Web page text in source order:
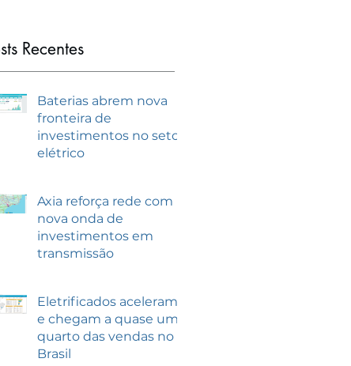
Recentes
Baterias abrem nova
fronteira de
investimentos no setor
elétrico
Axia reforça rede com
nova onda de
investimentos em
transmissão
Eletrificados aceleram
e chegam a quase um
quarto das vendas no
Brasil